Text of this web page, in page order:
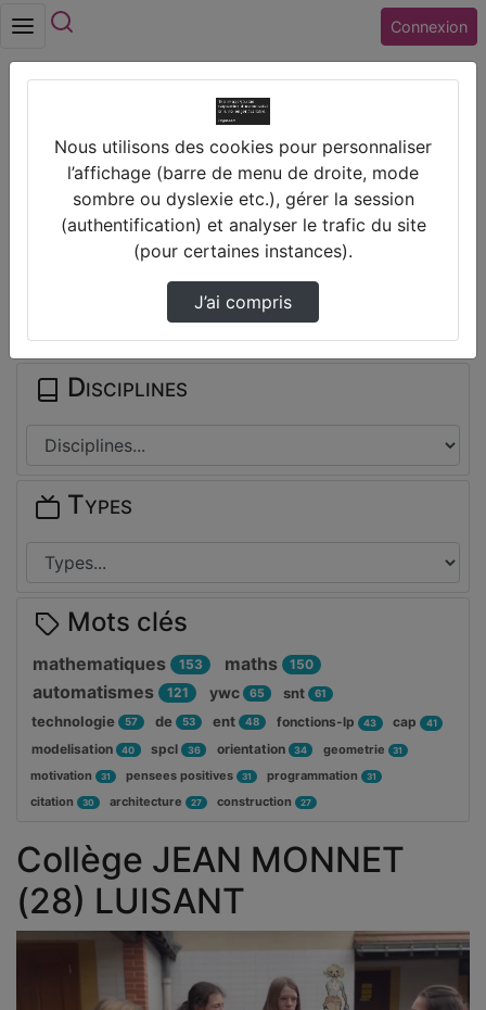
Connexion
La Grève Des Insultes
Collège JEAN MONNET
(28) LUISANT
Prendre des notes
Il n'y a pas de note disponible pour vous pour cette vidéo.
Connectez-vous pour en créer une nouvelle.
Disciplines
Types
Mots clés
mathematiques 153 maths 150
automatismes 121 ywc 65 snt 61
technologie 57 de 53 ent 48 fonctions-lp 43 cap 41
modelisation 40 spcl 36 orientation 34 geometrie 31
motivation 31 pensees positives 31 programmation 31
citation 30 architecture 27 construction 27
Nous utilisons des cookies pour personnaliser
l’affichage (barre de menu de droite, mode
sombre ou dyslexie etc.), gérer la session
(authentification) et analyser le trafic du site
(pour certaines instances).
J’ai compris